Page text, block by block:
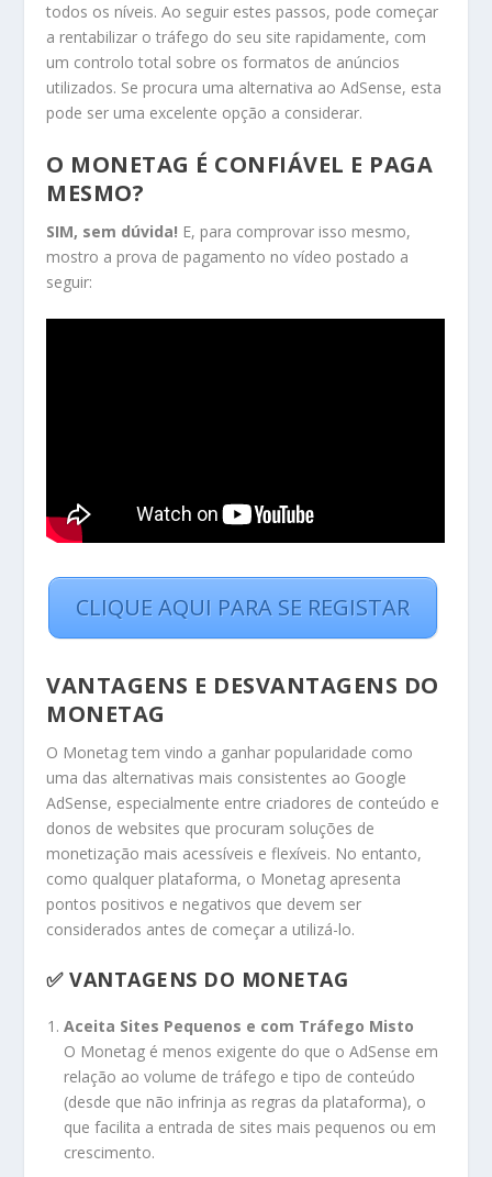
todos os níveis. Ao seguir estes passos, pode começar
a rentabilizar o tráfego do seu site rapidamente, com
um controlo total sobre os formatos de anúncios
utilizados. Se procura uma alternativa ao AdSense, esta
pode ser uma excelente opção a considerar.
O MONETAG É CONFIÁVEL E PAGA
MESMO?
SIM, sem dúvida! E, para comprovar isso mesmo,
mostro a prova de pagamento no vídeo postado a
seguir:
CLIQUE AQUI PARA SE REGISTAR
VANTAGENS E DESVANTAGENS DO
MONETAG
O Monetag tem vindo a ganhar popularidade como
uma das alternativas mais consistentes ao Google
AdSense, especialmente entre criadores de conteúdo e
donos de websites que procuram soluções de
monetização mais acessíveis e flexíveis. No entanto,
como qualquer plataforma, o Monetag apresenta
pontos positivos e negativos que devem ser
considerados antes de começar a utilizá-lo.
✅ VANTAGENS DO MONETAG
Aceita Sites Pequenos e com Tráfego Misto
O Monetag é menos exigente do que o AdSense em
relação ao volume de tráfego e tipo de conteúdo
(desde que não infrinja as regras da plataforma), o
que facilita a entrada de sites mais pequenos ou em
crescimento.